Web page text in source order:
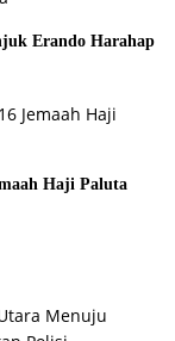
Erando Harahap
Haji Paluta